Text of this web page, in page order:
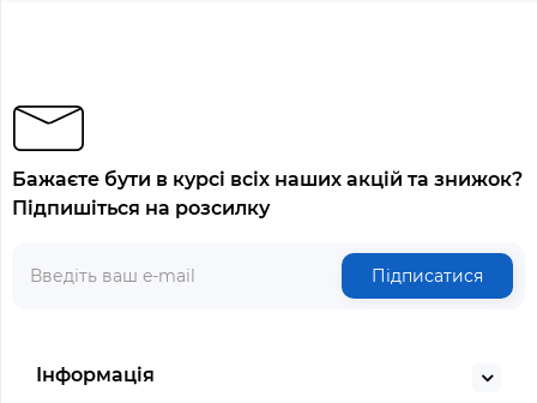
Бажаєте бути в курсі всіх наших акцій та знижок?
Підпишіться на розсилку
Підписатися
Інформація